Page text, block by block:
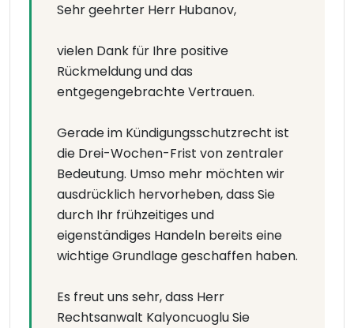
Sehr geehrter Herr Hubanov,
vielen Dank für Ihre positive
Rückmeldung und das
entgegengebrachte Vertrauen.
Gerade im Kündigungsschutzrecht ist
die Drei-Wochen-Frist von zentraler
Bedeutung. Umso mehr möchten wir
ausdrücklich hervorheben, dass Sie
durch Ihr frühzeitiges und
eigenständiges Handeln bereits eine
wichtige Grundlage geschaffen haben.
Es freut uns sehr, dass Herr
Rechtsanwalt Kalyoncuoglu Sie